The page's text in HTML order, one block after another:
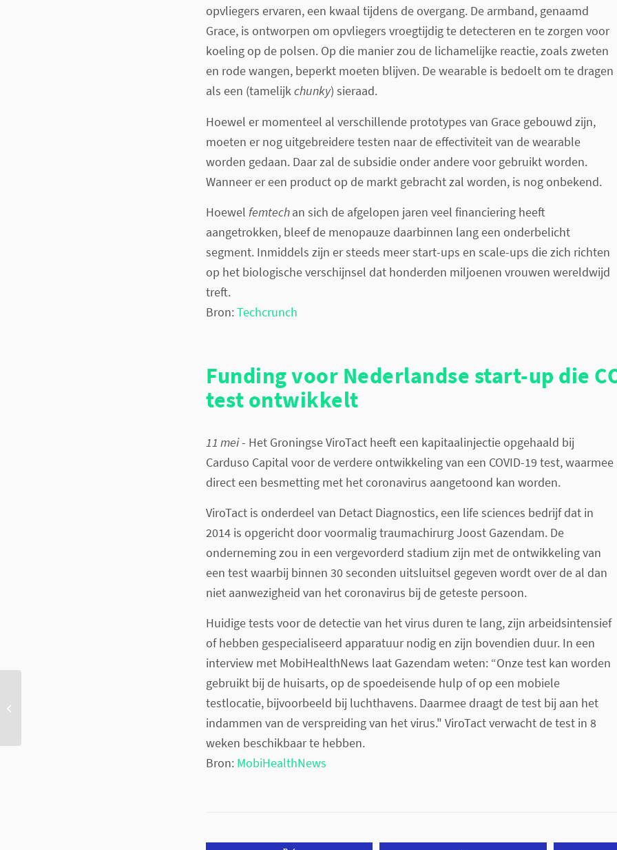
opvliegers ervaren, een kwaal tijdens de overgang. De armband, genaamd
Grace, is ontworpen om opvliegers vroegtijdig te detecteren en te zorgen voor
koeling op de polsen. Op die manier zou de lichamelijke reactie, zoals zweten
en rode wangen, beperkt moeten blijven. De wearable is bedoelt om te dragen
als een (tamelijkchunky) sieraad.
Hoewel er momenteel al verschillende prototypes van Grace gebouwd zijn,
moeten er nog uitgebreidere testen naar de effectiviteit van de wearable
worden gedaan. Daar zal de subsidie onder andere voor gebruikt worden.
Wanneer er een product op de markt gebracht zal worden, is nog onbekend.
Hoewel femtechan sich de afgelopen jaren veel financiering heeft
aangetrokken, bleef de menopauze daarbinnen lang een onderbelicht
segment. Inmiddels zijn er steeds meer start-ups en scale-ups die zich richten
op het biologische verschijnsel dat honderden miljoenen vrouwen wereldwijd
treft.
Bron:Techcrunch
Funding voor Nederlandse start-up die
test ontwikkelt
11 mei- Het Groningse ViroTact heeft een kapitaalinjectie opgehaald bij
Carduso Capital voor de verdere ontwikkeling van een COVID-19 test, waarmee
direct een besmetting met het coronavirus aangetoond kan worden.
ViroTact is onderdeel van Detact Diagnostics, een life sciences bedrijf dat in
2014 is opgericht door voormalig traumachirurg Joost Gazendam. De
onderneming zou in een vergevorderd stadium zijn met de ontwikkeling van
een test waarbij binnen 30 seconden uitsluitsel gegeven wordt over de al dan
niet aanwezigheid van het coronavirus bij de geteste persoon.
Huidige tests voor de detectie van het virus duren te lang, zijn arbeidsintensief
of hebben gespecialiseerd apparatuur nodig en zijn bovendien duur. In een
interview met MobiHealthNews laat Gazendam weten: “Onze test kan worden
gebruikt bij de huisarts, op de spoedeisende hulp of op een mobiele
testlocatie, bijvoorbeeld bij luchthavens. Daarmee draagt de test bij aan het
indammen van de verspreiding van het virus." ViroTact verwacht de test in 8
weken beschikbaar te hebben.
Bron: MobiHealthNews